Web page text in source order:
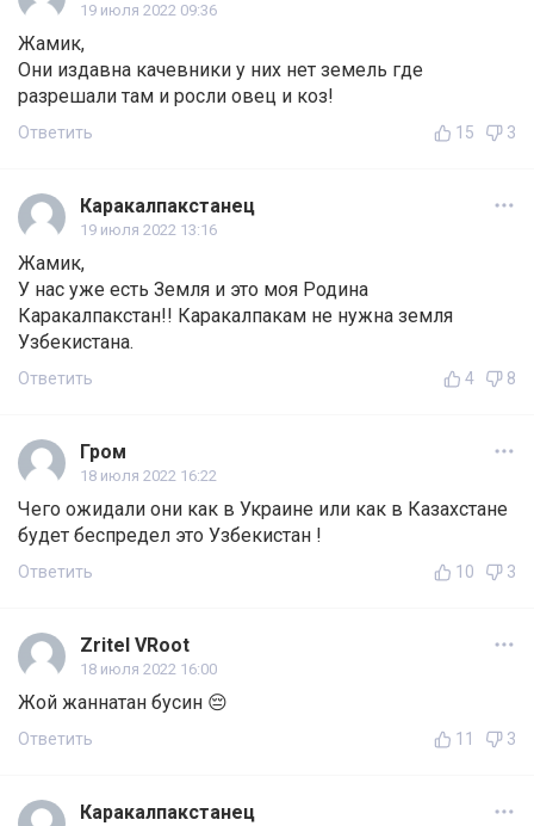
19 июля 2022 09:36
Жамик,
Они издавна качевники у них нет земель где
разрешали там и росли овец и коз!
Ответить 15 3
Каракалпакстанец
19 июля 2022 13:16
Жамик,
У нас уже есть Земля и это моя Родина
Каракалпакстан!! Каракалпакам не нужна земля
Узбекистана.
Ответить 4 8
Гром
18 июля 2022 16:22
Чего ожидали они как в Украине или как в Казахстане
будет беспредел это Узбекистан !
Ответить 10 3
Zritel VRoot
18 июля 2022 16:00
Жой жаннатан бусин 😔
Ответить 11 3
Каракалпакстанец